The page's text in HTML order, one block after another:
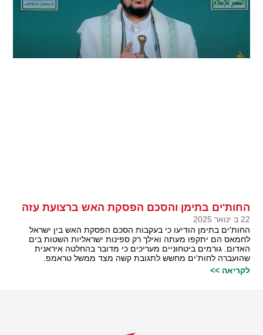
החות'ים בתימן והסכם הפסקת האש ברצועת עזה
22 ב ינואר 2025
החות'ים בתימן הודיעו כי בעקבות הסכם הפסקת האש בין ישראל
לחמאס הם יתקפו מעתה ואילך רק ספינות ישראליות השטות בים
האדום. גורמים ביטחוניים מעריכים כי מדובר בהחלטה איראנית
שהועברה לחות'ים מחשש לתגובת קשה מצד ממשל טראמפ.
לקריאה >>